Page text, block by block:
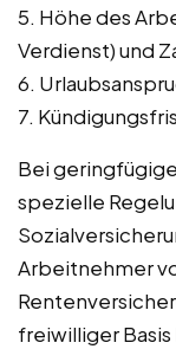
5. Höhe des
Verdienst) und
6.
7.
Bei
spezielle
Arbeitnehmer
freiwilliger